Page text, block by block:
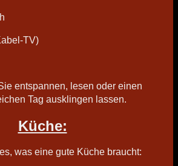
TV)
entspannen, lesen oder einen
Tag ausklingen lassen.
Küche:
was eine gute Küche braucht: